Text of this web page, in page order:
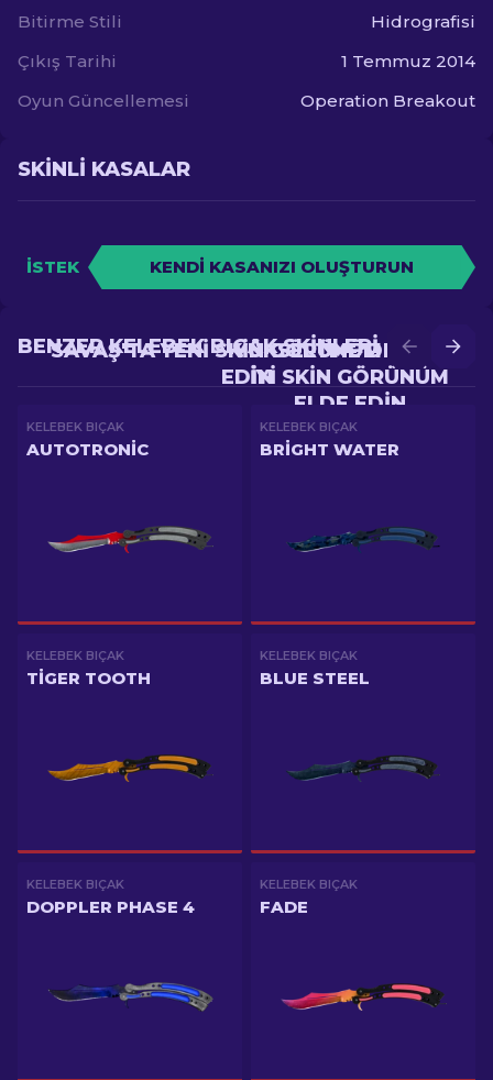
Bitirme Stili
Hidrografisi
Çıkış Tarihi
1 Temmuz 2014
Oyun Güncellemesi
Operation Breakout
SKINLI KASALAR
İSTEK KENDI KASANIZI OLUŞTURUN
YÜKSELTME'DE DAHA
IYI SKIN GÖRÜNÜM
ELDE EDIN
SAVAŞ'TA YENI SKIN GÖRÜNÜM ELDE
EDIN
BENZER KELEBEK BIÇAK SKINLERI
KELEBEK BIÇAK
AUTOTRONIC
KELEBEK BIÇAK
BRIGHT WATER
KELEBEK BIÇAK
TIGER TOOTH
KELEBEK BIÇAK
BLUE STEEL
KELEBEK BIÇAK
DOPPLER PHASE 4
KELEBEK BIÇAK
FADE